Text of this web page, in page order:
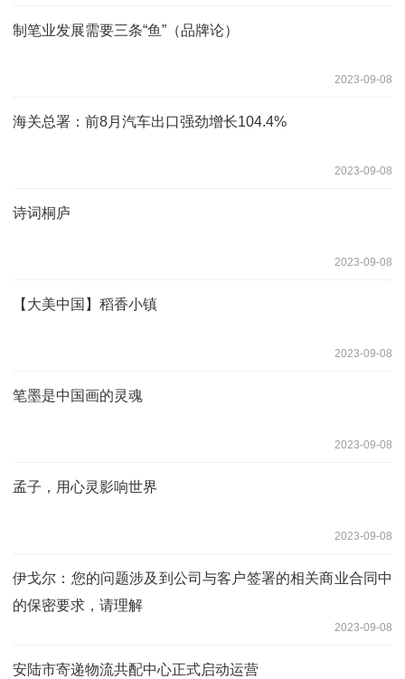
制笔业发展需要三条“鱼”（品牌论）
2023-09-08
海关总署：前8月汽车出口强劲增长104.4%
2023-09-08
诗词桐庐
2023-09-08
【大美中国】稻香小镇
2023-09-08
笔墨是中国画的灵魂
2023-09-08
孟子，用心灵影响世界
2023-09-08
伊戈尔：您的问题涉及到公司与客户签署的相关商业合同中
的保密要求，请理解
2023-09-08
安陆市寄递物流共配中心正式启动运营